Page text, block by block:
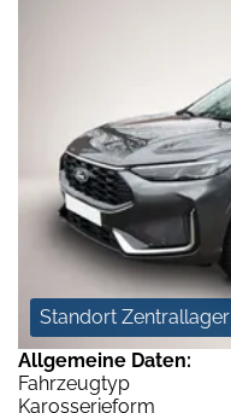
Standort Zentrallager
Allgemeine Daten:
Fahrzeugtyp
Karosserieform